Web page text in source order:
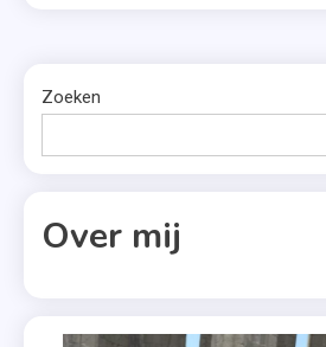
Zoeken
Over mij